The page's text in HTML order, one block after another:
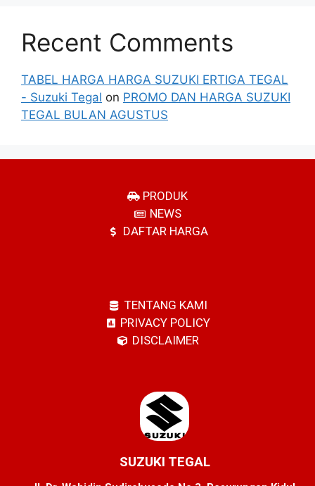
Recent Comments
TABEL HARGA HARGA SUZUKI ERTIGA TEGAL
- Suzuki Tegal on PROMO DAN HARGA SUZUKI
TEGAL BULAN AGUSTUS
PRODUK
NEWS
DAFTAR HARGA
TENTANG KAMI
PRIVACY POLICY
DISCLAIMER
SUZUKI TEGAL